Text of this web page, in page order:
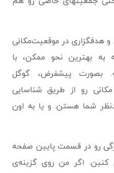
و هدفگزاری در موقعیت‌مکانی
به بهترین نحو ممکن، با
بصورت پیشفرض، گوگل
رو از طریق شناسایی
شما هستن. و یا به اون
رو در قسمت پایین صفحه
کنین. اگر من روی گزینه‌ی